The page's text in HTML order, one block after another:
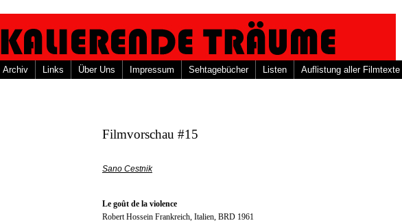
Archiv Links Über Uns Impressum Sehtagebücher Listen Auflistung aller Filmtexte
Filmvorschau #15
Sano Cestnik
Le goût de la violence
Robert Hossein Frankreich, Italien, BRD 1961